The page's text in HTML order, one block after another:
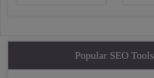
Popular SEO Tools